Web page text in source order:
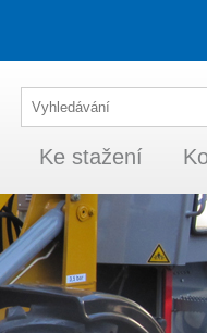
Ke stažení